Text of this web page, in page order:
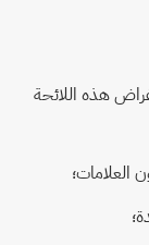
هذه اللائحة